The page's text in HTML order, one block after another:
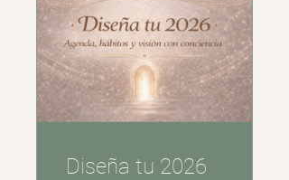
Diseña tu 2026